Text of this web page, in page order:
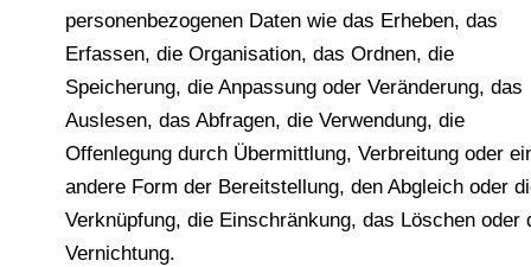
personenbezogenen Daten wie das Erheben, das
Erfassen, die Organisation, das Ordnen, die
Speicherung, die Anpassung oder Veränderung, das
Auslesen, das Abfragen, die Verwendung, die
Offenlegung durch Übermittlung, Verbreitung oder
andere Form der Bereitstellung, den Abgleich oder
Verknüpfung, die Einschränkung, das Löschen oder
Vernichtung.